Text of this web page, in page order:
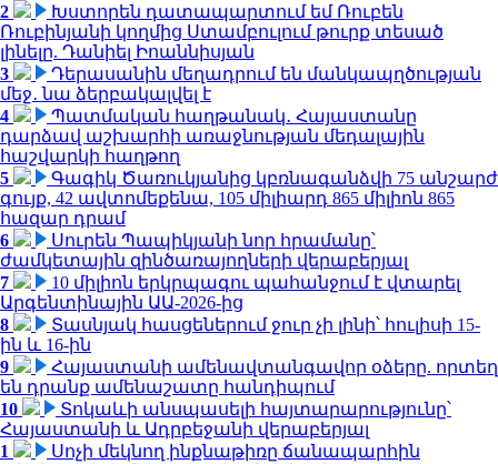
2
Խստորեն դատապարտում եմ Ռուբեն
Ռուբինյանի կողմից Ստամբուլում թուրք տեսած
լինելը. Դանիել Իոաննիսյան
3
Դերասանին մեղադրում են մանկապղծության
մեջ․ նա ձերբակալվել է
4
Պատմական հաղթանակ․ Հայաստանը
դարձավ աշխարհի առաջնության մեդալային
հաշվարկի հաղթող
5
Գագիկ Ծառուկյանից կբռնագանձվի 75 անշարժ
գույք, 42 ավտոմեքենա, 105 միլիարդ 865 միլիոն 865
հազար դրամ
6
Սուրեն Պապիկյանի նոր հրամանը՝
ժամկետային զինծառայողների վերաբերյալ
7
10 միլիոն երկրպագու պահանջում է վտարել
Արգենտինային ԱԱ-2026-ից
8
Տասնյակ հասցեներում ջուր չի լինի՝ հուլիսի 15-
ին և 16-ին
9
Հայաստանի ամենավտանգավոր օձերը. որտեղ
են դրանք ամենաշատը հանդիպում
10
Տոկաևի անսպասելի հայտարարությունը՝
Հայաստանի և Ադրբեջանի վերաբերյալ
1
Սոչի մեկնող ինքնաթիռը ճանապարհին